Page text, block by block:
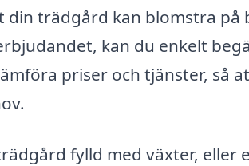
trädgård kan blomstra på
kan du enkelt
priser och tjänster, så
fylld med växter, eller